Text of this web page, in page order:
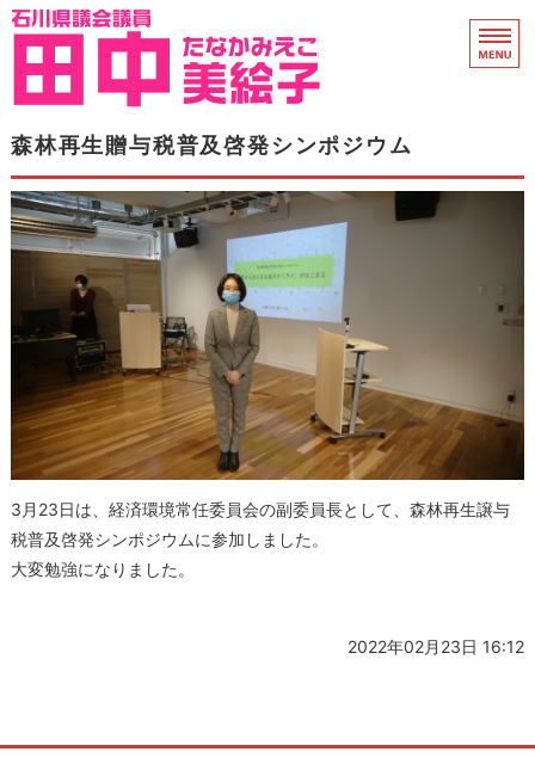
石川県議会議員 田中
ホーム
県議会活動
プロフィール
衆院議員時代
支援のお願い
森林再生贈与税普及啓発シンポジウム
3月23日は、経済環境常任委員会の副委員長として、森林再生譲与
税普及啓発シンポジウムに参加しました。
大変勉強になりました。
2022年02月23日 16:12